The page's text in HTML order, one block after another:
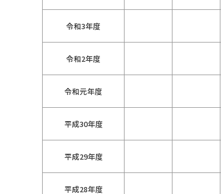
令和3年度
令和2年度
令和元年度
平成30年度
平成29年度
平成28年度